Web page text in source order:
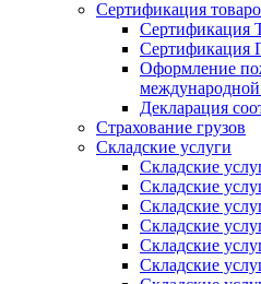
Сертификация
Сертификация
Сертификация
Оформление
международной
Декларация
Страхование грузов
Складские услуги
Складские
Складские
Складские
Складские
Складские
Складские